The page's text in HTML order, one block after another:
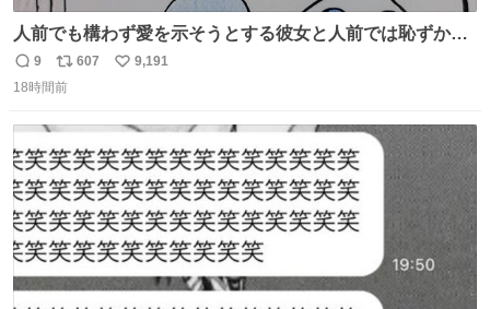
人前でも構わず愛を示そうとする彼女と人前では恥ずかし
いけど彼女を死ぬほど愛している彼氏 同士いませんか✋️
返
信
9
リ
ポ
数
607
い
9,191
18時間前